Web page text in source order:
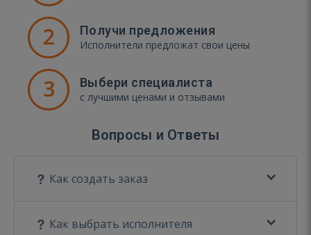
2 Получи предложения
Исполнители предложат свои цены
3 Выбери специалиста
с лучшими ценами и отзывами
Вопросы и Ответы
Как создать заказ
Как выбрать исполнителя